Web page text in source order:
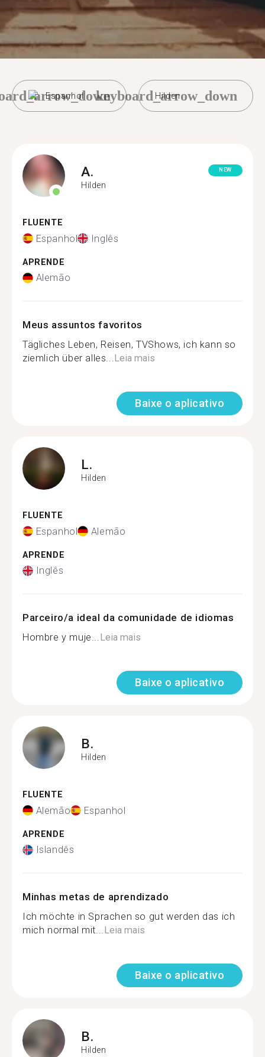
Espanhol Hilden
keyboard_arrow_down
A.
Hilden
NEW
FLUENTE
Espanhol Inglês
APRENDE
Alemão
Meus assuntos favoritos
Tägliches Leben, Reisen, TVShows, ich kann so
ziemlich über alles...Leia mais
Baixe o aplicativo
L.
Hilden
FLUENTE
Espanhol Alemão
APRENDE
Inglês
Parceiro/a ideal da comunidade de idiomas
Hombre y muje...Leia mais
Baixe o aplicativo
B.
Hilden
FLUENTE
Alemão Espanhol
APRENDE
Islandês
Minhas metas de aprendizado
Ich möchte in Sprachen so gut werden das ich
mich normal mit...Leia mais
Baixe o aplicativo
B.
Hilden